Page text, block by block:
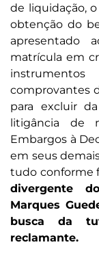
de liquidação,
obtenção do
apresentado
matrícula em
comprovantes
para excluir
litigância de
Embargos à
em seus
tudo conforme
divergente
Marques
busca da
reclamante.